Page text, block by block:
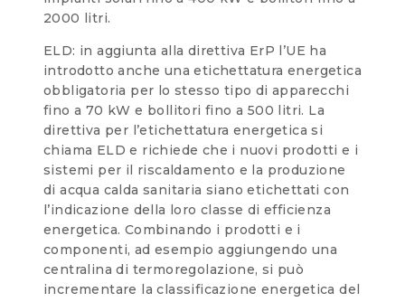
2000 litri.
ELD: in aggiunta alla direttiva ErP l’UE ha
introdotto anche una etichettatura energetica
obbligatoria per lo stesso tipo di apparecchi
fino a 70 kW e bollitori fino a 500 litri. La
direttiva per l’etichettatura energetica si
chiama ELD e richiede che i nuovi prodotti e i
sistemi per il riscaldamento e la produzione
di acqua calda sanitaria siano etichettati con
l’indicazione della loro classe di efficienza
energetica. Combinando i prodotti e i
componenti, ad esempio aggiungendo una
centralina di termoregolazione, si può
incrementare la classificazione energetica del